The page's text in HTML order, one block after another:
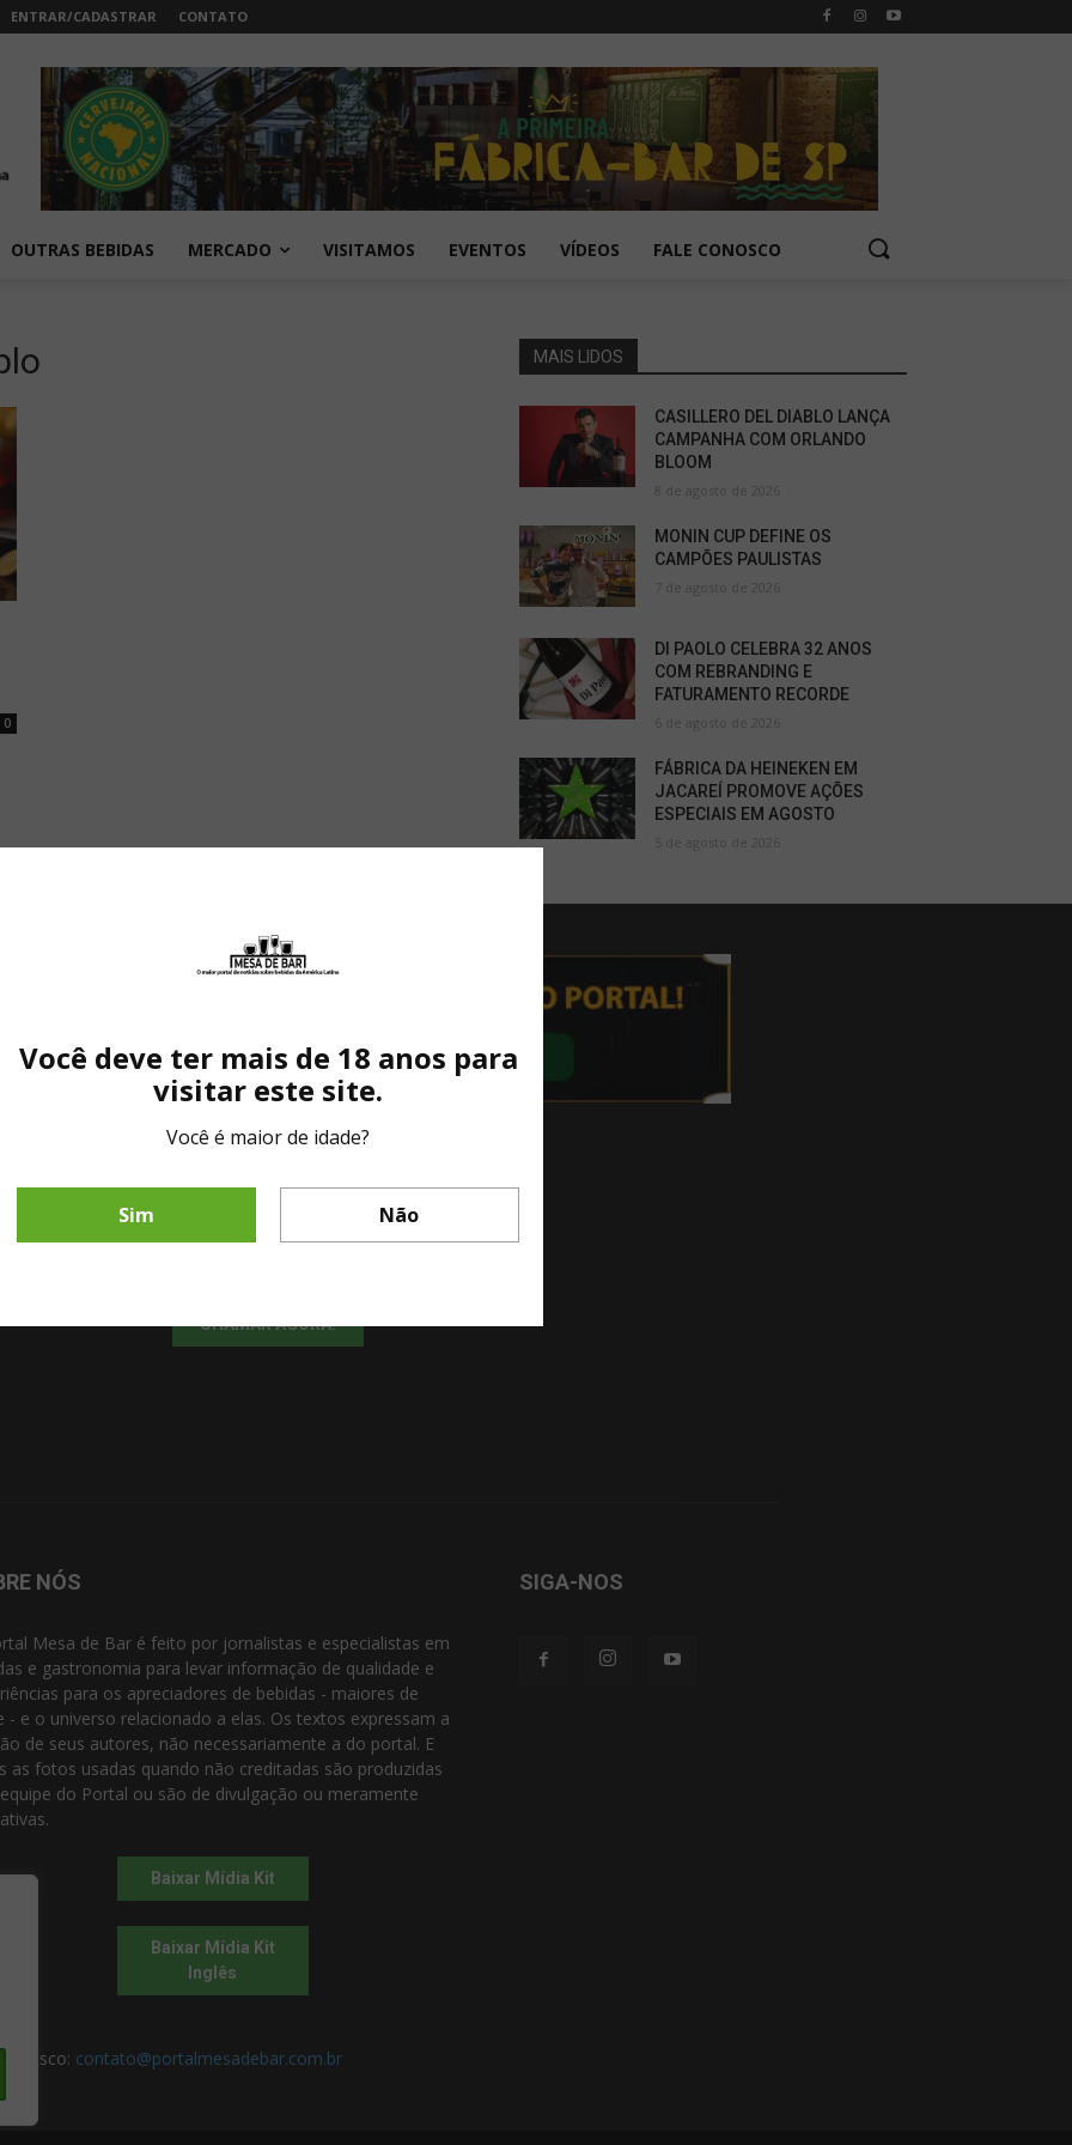
ENTRAR/CADASTRAR CONTATO
OUTRAS BEBIDAS MERCADO VISITAMOS EVENTOS VÍDEOS FALE CONOSCO
0
MAIS LIDOS
CASILLERO DEL DIABLO LANÇA
CAMPANHA COM ORLANDO
BLOOM
8 de agosto de 2026
MONIN CUP DEFINE OS
CAMPÕES PAULISTAS
7 de agosto de 2026
DI PAOLO CELEBRA 32 ANOS
COM REBRANDING E
FATURAMENTO RECORDE
6 de agosto de 2026
FÁBRICA DA HEINEKEN EM
JACAREÍ PROMOVE AÇÕES
ESPECIAIS EM AGOSTO
5 de agosto de 2026
Fale diretamente com nosso representante comercial por whatsapp.
CHAMAR AGORA!
Você deve ter mais de 18 anos para
visitar este site.
Você é maior de idade?
Sim Não
NÓS
Mesa de Bar é feito por jornalistas e especialistas em
e gastronomia para levar informação de qualidade e
para os apreciadores de bebidas - maiores de
- e o universo relacionado a elas. Os textos expressam a
de seus autores, não necessariamente a do portal. E
as fotos usadas quando não creditadas são produzidas
do Portal ou são de divulgação ou meramente
Baixar Mídia Kit
Baixar Mídia Kit
Inglês
contato@portalmesadebar.com.br
SIGA-NOS